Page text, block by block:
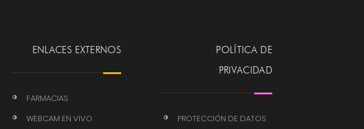
ENLACES EXTERNOS
FARMACIAS
WEBCAM EN VIVO
POLÍTICA DE
PRIVACIDAD
PROTECCIÓN DE DATOS